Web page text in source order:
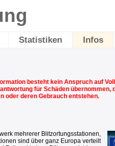
Statistiken Infos
besteht kein Anspruch auf
für Schäden übernommen,
oder deren Gebrauch entstehen.
mehrerer Blitzortungsstationen,
sind über ganz Europa verteilt